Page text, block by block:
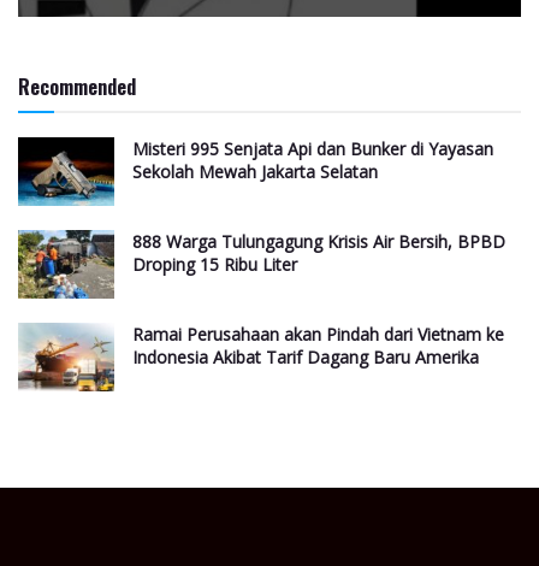
Recommended
Misteri 995 Senjata Api dan Bunker di Yayasan
Sekolah Mewah Jakarta Selatan
888 Warga Tulungagung Krisis Air Bersih, BPBD
Droping 15 Ribu Liter
Ramai Perusahaan akan Pindah dari Vietnam ke
Indonesia Akibat Tarif Dagang Baru Amerika